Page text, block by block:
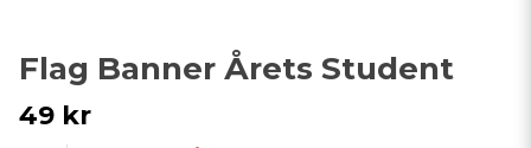
Flag Banner Årets Student
49 kr